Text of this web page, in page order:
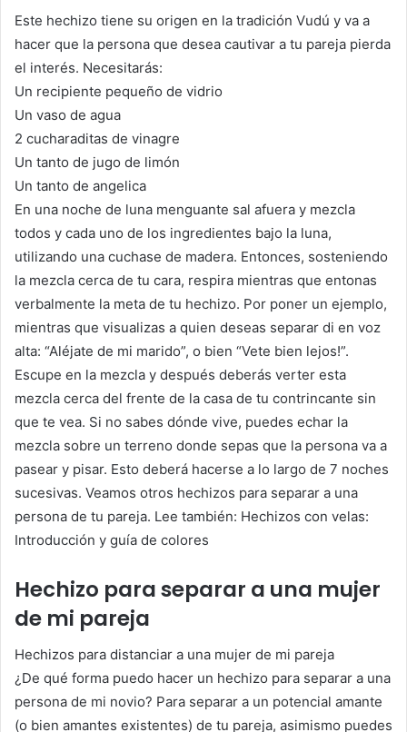
Este hechizo tiene su origen en la tradición Vudú y va a
hacer que la persona que desea cautivar a tu pareja pierda
el interés. Necesitarás:
Un recipiente pequeño de vidrio
Un vaso de agua
2 cucharaditas de vinagre
Un tanto de jugo de limón
Un tanto de angelica
En una noche de luna menguante sal afuera y mezcla
todos y cada uno de los ingredientes bajo la luna,
utilizando una cuchase de madera. Entonces, sosteniendo
la mezcla cerca de tu cara, respira mientras que entonas
verbalmente la meta de tu hechizo. Por poner un ejemplo,
mientras que visualizas a quien deseas separar di en voz
alta: “Aléjate de mi marido”, o bien “Vete bien lejos!”.
Escupe en la mezcla y después deberás verter esta
mezcla cerca del frente de la casa de tu contrincante sin
que te vea. Si no sabes dónde vive, puedes echar la
mezcla sobre un terreno donde sepas que la persona va a
pasear y pisar. Esto deberá hacerse a lo largo de 7 noches
sucesivas. Veamos otros hechizos para separar a una
persona de tu pareja. Lee también: Hechizos con velas:
Introducción y guía de colores
Hechizo para separar a una mujer
de mi pareja
Hechizos para distanciar a una mujer de mi pareja
¿De qué forma puedo hacer un hechizo para separar a una
persona de mi novio? Para separar a un potencial amante
(o bien amantes existentes) de tu pareja, asimismo puedes